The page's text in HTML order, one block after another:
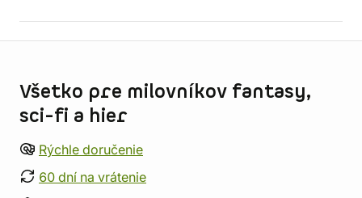
Všetko pre milovníkov fantasy,
sci-fi a hier
Rýchle doručenie
60 dní na vrátenie